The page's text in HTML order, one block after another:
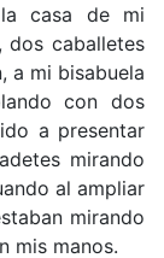
casa de mi
dos caballetes
a mi bisabuela
con dos
a presentar
mirando
al ampliar
mirando
mis manos.